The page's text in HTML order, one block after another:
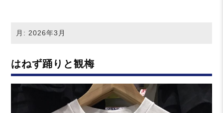
月: 2026年3月
はねず踊りと観梅